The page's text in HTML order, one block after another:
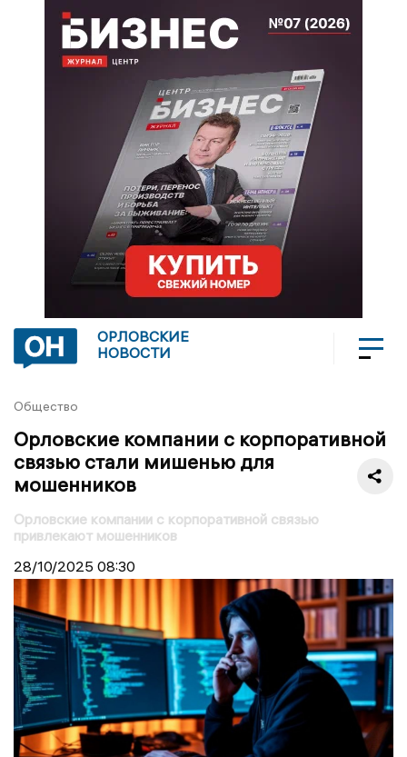
ОРЛОВСКИЕ
НОВОСТИ
Общество
Орловские компании с корпоративной
связью стали мишенью для
мошенников
Орловские компании с корпоративной связью
привлекают мошенников
28/10/2025 08:30